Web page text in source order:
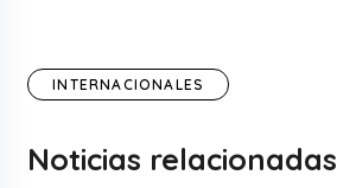
INTERNACIONALES
Noticias relacionadas